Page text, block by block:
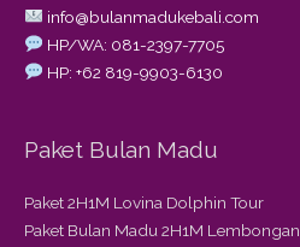
info@bulanmadukebali.com
HP/WA: 081-2397-7705
HP: +62 819-9903-6130
Paket Bulan Madu
Paket 2H1M Lovina Dolphin Tour
Paket Bulan Madu 2H1M Lembongan